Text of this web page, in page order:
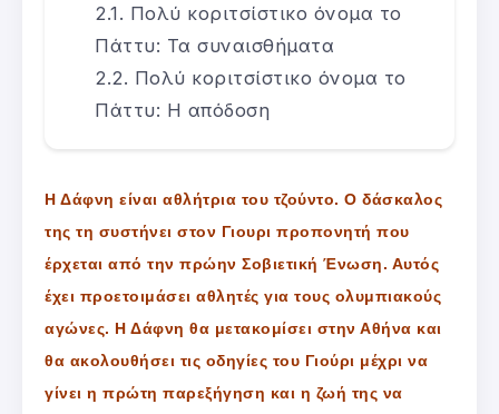
Πολύ κοριτσίστικο όνομα το
Πάττυ: Τα συναισθήματα
Πολύ κοριτσίστικο όνομα το
Πάττυ: Η απόδοση
Η Δάφνη είναι αθλήτρια του τζούντο. Ο δάσκαλος
της τη συστήνει στον Γιουρι προπονητή που
έρχεται από την πρώην Σοβιετική Ένωση. Αυτός
έχει προετοιμάσει αθλητές για τους ολυμπιακούς
αγώνες. Η Δάφνη θα μετακομίσει στην Αθήνα και
θα ακολουθήσει τις οδηγίες του Γιούρι μέχρι να
γίνει η πρώτη παρεξήγηση και η ζωή της να